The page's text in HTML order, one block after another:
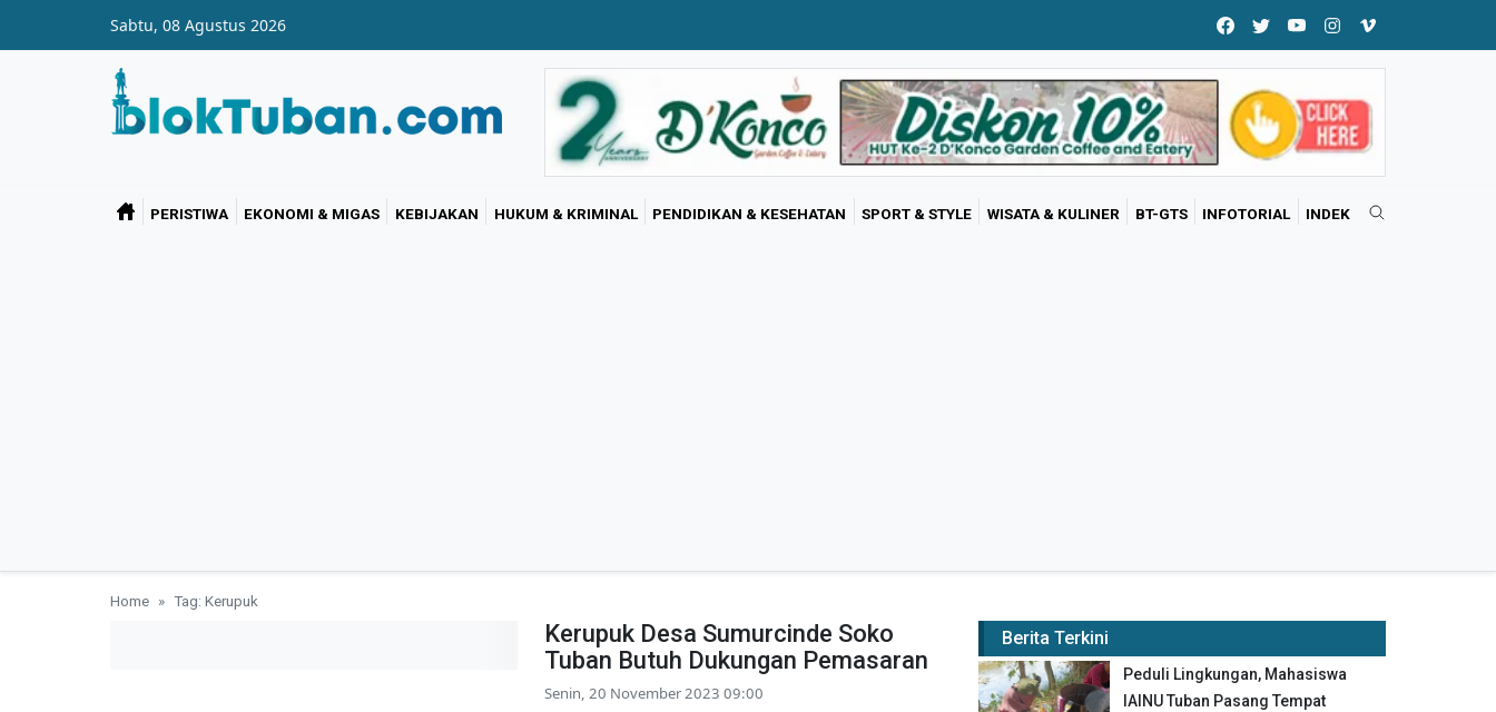
Sabtu, 08 Agustus 2026
PERISTIWA EKONOMI & MIGAS KEBIJAKAN HUKUM & KRIMINAL PENDIDIKAN & KESEHATAN SPORT & STYLE WISATA & KULINER BT-GTS INFOTORIAL INDEK
Home Tag: Kerupuk
Kerupuk Desa Sumurcinde Soko
Tuban Butuh Dukungan Pemasaran
Senin, 20 November 2023 09:00
Berita Terkini
Peduli Lingkungan, Mahasiswa
IAINU Tuban Pasang Tempat